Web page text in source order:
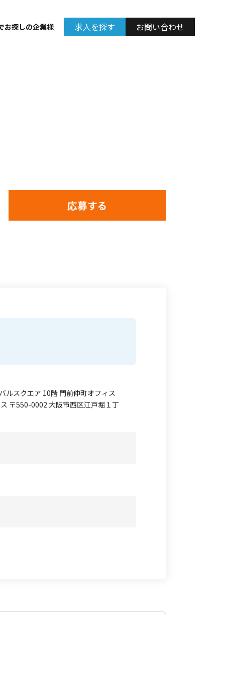
お探しの企業様 求人を探す お問い合わせ
応募する
ルスクエア 10階 門前仲町オフィス
〒550-0002 大阪市西区江戸堀１丁